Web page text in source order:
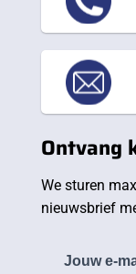
Ontvang
We sturen
nieuwsbrief
Jouw e-